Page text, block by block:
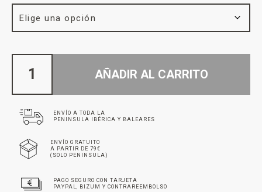
AÑADIR AL CARRITO
ENVÍO A TODA LA
PENINSULA IBÉRICA Y BALEARES
ENVÍO GRATUITO
A PARTIR DE 79€
(SOLO PENINSULA)
PAGO SEGURO CON TARJETA
PAYPAL, BIZUM Y CONTRAREEMBOLSO